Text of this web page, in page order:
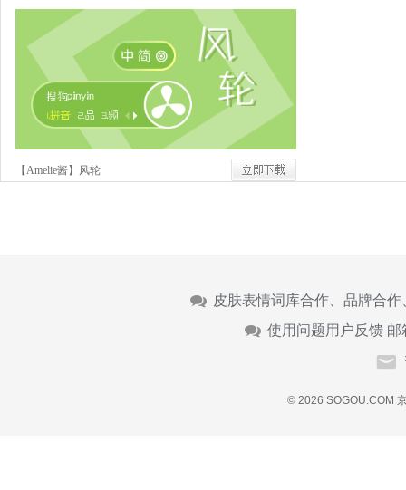
【Amelie酱】风轮
皮肤表情词库合作、品牌合
使用问题用户反馈 邮
© 2026 SOGOU.COM